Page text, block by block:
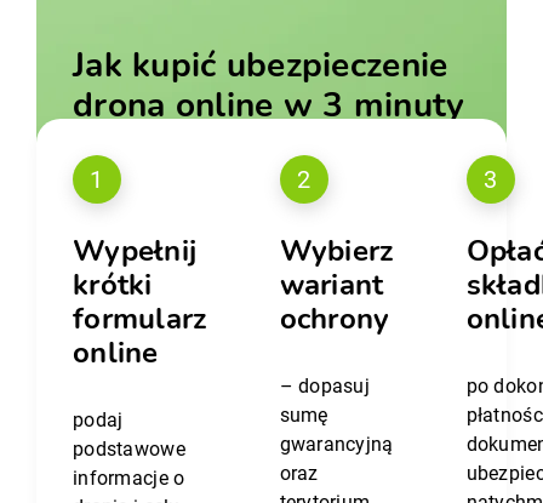
Jak kupić ubezpieczenie
drona online w 3 minuty
1
Wypełnij
krótki
formularz
online
podaj
podstawowe
informacje o
2
Wybierz
wariant
ochrony
– dopasuj
sumę
gwarancyjną
oraz
3
po